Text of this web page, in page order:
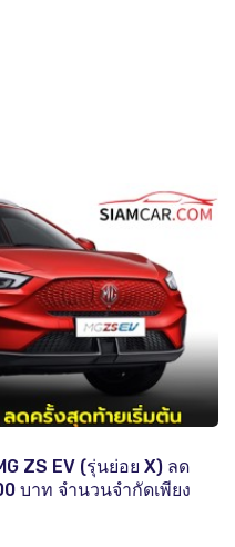
ZS EV (รุ่นย่อย X) ลด
บาท จำนวนจำกัดเพียง